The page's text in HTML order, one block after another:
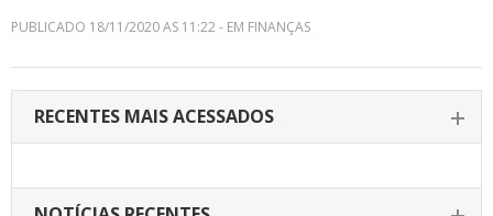
PUBLICADO 18/11/2020 AS 11:22 - EM FINANÇAS
RECENTES MAIS ACESSADOS